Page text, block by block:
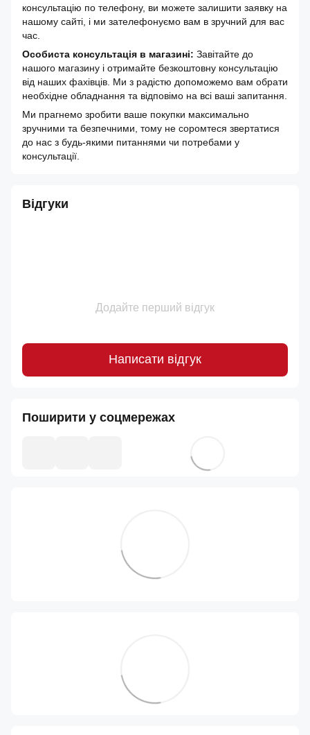
консультацію по телефону, ви можете залишити заявку на
нашому сайті, і ми зателефонуємо вам в зручний для вас
час.
Особиста консультація в магазині: Завітайте до
нашого магазину і отримайте безкоштовну консультацію
від наших фахівців. Ми з радістю допоможемо вам обрати
необхідне обладнання та відповімо на всі ваші запитання.
Ми прагнемо зробити ваше покупки максимально
зручними та безпечними, тому не соромтеся звертатися
до нас з будь-якими питаннями чи потребами у
консультації.
Відгуки
Додайте перший відгук
Написати відгук
Поширити у соцмережах